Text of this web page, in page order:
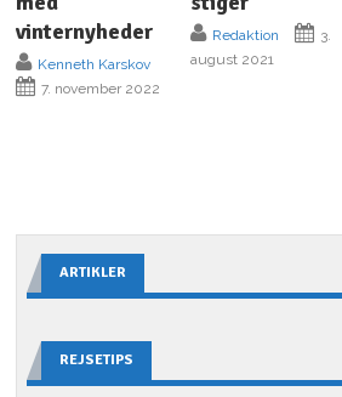
vinternyheder
Kenneth Karskov
7. november 2022
Redaktion
3.
august 2021
ARTIKLER
REJSETIPS